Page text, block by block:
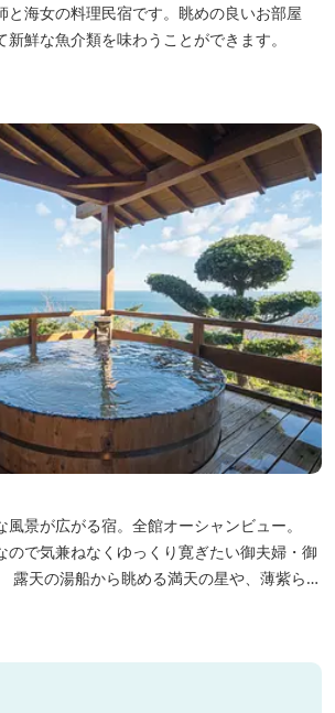
と海女の料理民宿です。眺めの良いお部屋
鮮な魚介類を味わうことができます。
景が広がる宿。全館オーシャンビュー。
ので気兼ねなくゆっくり寛ぎたい御夫婦・御
露天の湯船から眺める満天の星や、薄紫ら染
有。夕食は旬の素材を大釜で蒸し上げる名
鯛や伊勢海老の舟盛りに海鮮鍋も。